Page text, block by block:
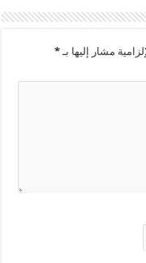
مشار إليها بـ*